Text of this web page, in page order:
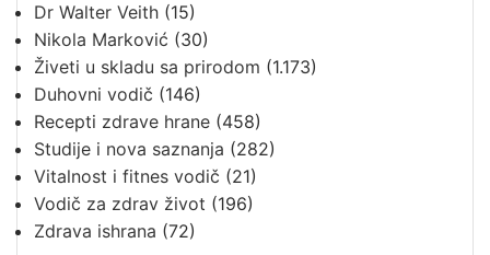
Dr Walter Veith (15)
Nikola Marković (30)
Živeti u skladu sa prirodom (1.173)
Duhovni vodič (146)
Recepti zdrave hrane (458)
Studije i nova saznanja (282)
Vitalnost i fitnes vodič (21)
Vodič za zdrav život (196)
Zdrava ishrana (72)